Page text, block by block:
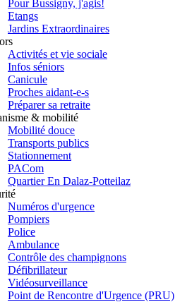
Pour Bussigny, j'agis!
Etangs
Jardins Extraordinaires
Activités et vie sociale
Infos séniors
Canicule
Proches aidant-e-s
Préparer sa retraite
& mobilité
Mobilité douce
Transports publics
Stationnement
PACom
Quartier En Dalaz-Potteilaz
Numéros d'urgence
Pompiers
Police
Ambulance
Contrôle des champignons
Défibrillateur
Vidéosurveillance
Point de Rencontre d'Urgence (PRU)